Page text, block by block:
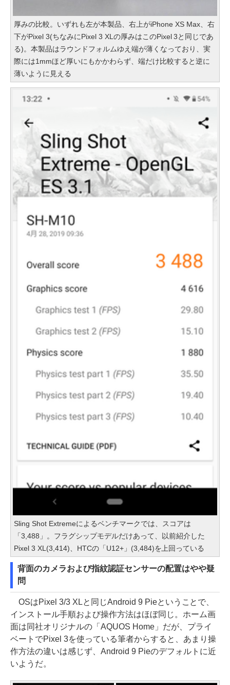
厚みの比較。いずれも左が本製品、右上がiPhone XS Max、右
下がPixel 3(ちなみにPixel 3 XLの厚みはこのPixel 3と同じであ
る)。本製品はラウンドフォルムゆえ端が薄くなっており、実
際には1mmほど厚いにもかかわらず、端だけ比較すると逆に
薄いように見える
Sling Shot Extremeによるベンチマークでは、スコアは
「3,488」。フラグシップモデルだけあって、以前紹介した
Pixel 3 XL(3,414)、HTCの「U12+」(3,484)を上回っている
背面のカメラおよび指紋認証センサーの配置はやや疑
問
OSはPixel 3/3 XLと同じAndroid 9 Pieということで、
インストール手順および操作方法はほぼ同じ。ホーム画
面は同社オリジナルの「AQUOS Home」だが、プライ
ベートでPixel 3を使っている筆者からすると、あまり操
作方法の違いは感じず、Android 9 Pieのデフォルトに近
いようだ。